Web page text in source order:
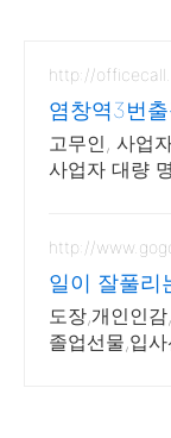
http://
염창역3번
고무인, 사업
사업자 대량
http://
일이 잘풀리
도장,개인인
졸업선물,입사